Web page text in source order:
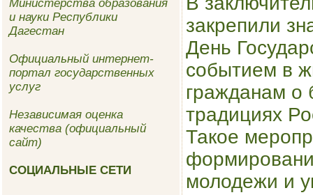
Министерства образования
и науки Республики
Дагестан
Официальный интернет-
портал государственных
услуг
Независимая оценка
качества (официальный
сайт)
СОЦИАЛЬНЫЕ СЕТИ
закрепили
День
событием в
гражданам о
традициях
Такое
молодежи и